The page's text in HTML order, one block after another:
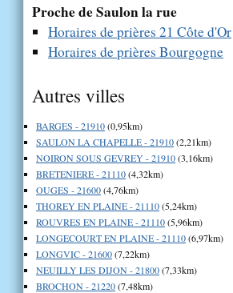
Proche de Saulon la rue
Horaires de prières 21 Côte d'Or
Horaires de prières Bourgogne
Autres villes
BARGES - 21910(0,95km)
SAULON LA CHAPELLE - 21910(2,21km)
NOIRON SOUS GEVREY - 21910(3,16km)
BRETENIERE - 21110(4,32km)
OUGES - 21600(4,76km)
THOREY EN PLAINE - 21110(5,24km)
ROUVRES EN PLAINE - 21110(5,96km)
LONGECOURT EN PLAINE - 21110(6,97km)
LONGVIC - 21600(7,22km)
NEUILLY LES DIJON - 21800(7,33km)
BROCHON - 21220(7,48km)